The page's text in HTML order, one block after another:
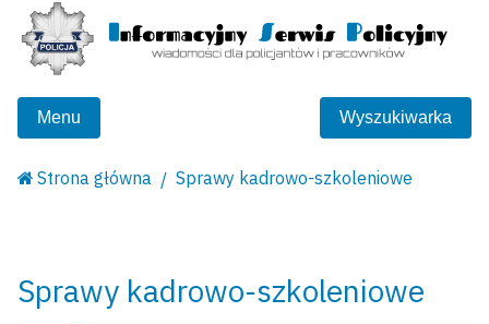
Menu Wyszukiwarka
Strona główna Sprawy kadrowo-szkoleniowe
Sprawy kadrowo-szkoleniowe